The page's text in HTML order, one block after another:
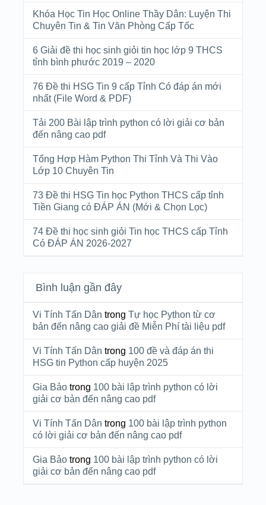
Khóa Học Tin Học Online Thầy Dân: Luyện Thi
Chuyên Tin & Tin Văn Phòng Cấp Tốc
6 Giải đề thi học sinh giỏi tin học lớp 9 THCS
tỉnh bình phước 2019 – 2020
76 Đề thi HSG Tin 9 cấp Tỉnh Có đáp án mới
nhất (File Word & PDF)
Tải 200 Bài lập trình python có lời giải cơ bản
đến nâng cao pdf
Tổng Hợp Hàm Python Thi Tỉnh Và Thi Vào
Lớp 10 Chuyên Tin
73 Đề thi HSG Tin học Python THCS cấp tỉnh
Tiền Giang có ĐÁP ÁN (Mới & Chọn Lọc)
74 Đề thi học sinh giỏi Tin học THCS cấp Tỉnh
Có ĐÁP ÁN 2026-2027
Bình luận gần đây
Vi Tính Tấn Dân trong Tự học Python từ cơ
bản đến nâng cao giải đề Miễn Phí tài liệu pdf
Vi Tính Tấn Dân trong 100 đề và đáp án thi
HSG tin Python cấp huyện 2025
Gia Bảotrong 100 bài lập trình python có lời
giải cơ bản đến nâng cao pdf
Vi Tính Tấn Dân trong 100 bài lập trình python
có lời giải cơ bản đến nâng cao pdf
Gia Bảotrong 100 bài lập trình python có lời
giải cơ bản đến nâng cao pdf